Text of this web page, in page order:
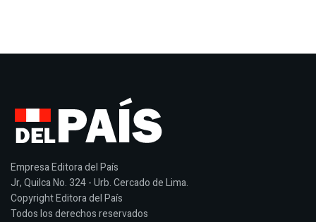
Empresa Editora del País
Jr, Quilca No. 324 - Urb. Cercado de Lima.
Copyright Editora del País
Todos los derechos reservados